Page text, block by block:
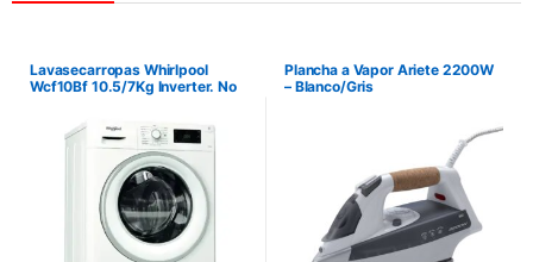
Lavasecarropas Whirlpool
Wcf10Bf 10.5/7Kg Inverter. No
Plancha a Vapor Ariete 2200W
– Blanco/Gris